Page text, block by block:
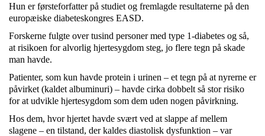
Hun er førsteforfatter på studiet og fremlagde resultaterne på den
europæiske diabeteskongres EASD.
Forskerne fulgte over tusind personer med type 1-diabetes og så,
at risikoen for alvorlig hjertesygdom steg, jo flere tegn på skade
man havde.
Patienter, som kun havde protein i urinen – et tegn på at nyrerne er
påvirket (kaldet albuminuri) – havde cirka dobbelt så stor risiko
for at udvikle hjertesygdom som dem uden nogen påvirkning.
Hos dem, hvor hjertet havde svært ved at slappe af mellem
slagene – en tilstand, der kaldes diastolisk dysfunktion – var